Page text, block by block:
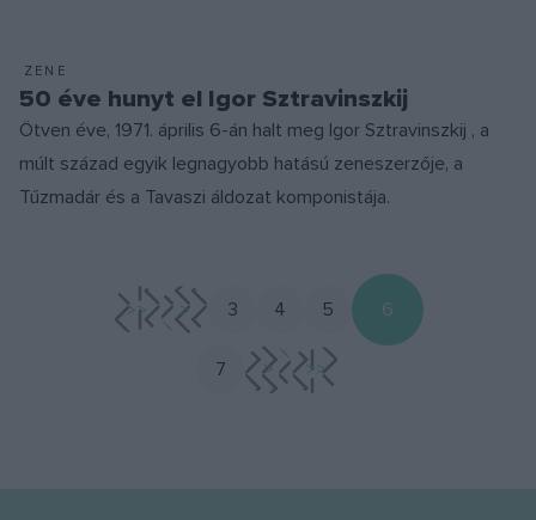
ZENE
50 éve hunyt el Igor Sztravinszkij
Ötven éve, 1971. április 6-án halt meg Igor Sztravinszkij , a
múlt század egyik legnagyobb hatású zeneszerzője, a
Tűzmadár és a Tavaszi áldozat komponistája.
<< < 3 4 5 6
7 > >>